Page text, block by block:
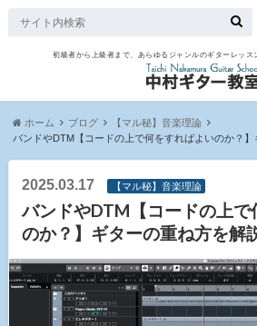
初級者から上級者まで、あらゆるジャンルのギターレッス
ホーム ブログ
【マル秘】音楽理論
バンドやDTM【コードの上で何をすればよいのか？
2025.03.17 【マル秘】音楽理論
バンドやDTM【コードの上で
のか？】ギターの重ね方を解